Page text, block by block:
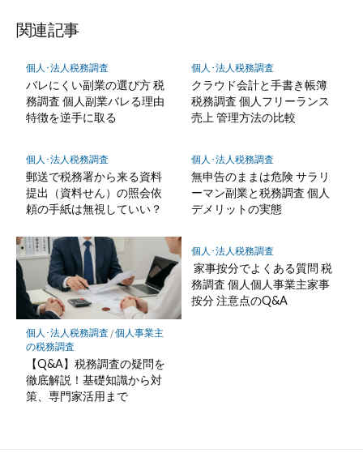
関連記事
個人･法人税務調査
バレにくい副業の選び方 税
務調査 個人副業バレる理由
特徴を逆手に取る
個人･法人税務調査
クラウド会計と手書き帳簿
税務調査 個人フリーランス
売上 管理方法の比較
個人･法人税務調査
郵送で税務署から来る資料
提出（資料せん）の照会依
頼の手紙は無視していい？
個人･法人税務調査
無申告のままは危険 サラリ
ーマン副業と税務調査 個人
デメリットの実態
個人･法人税務調査 /個人事業主
の税務調査
【Q&A】税務調査の疑問を
徹底解説！基礎知識から対
策、専門家活用まで
個人･法人税務調査
家事按分でよくある質問 税
務調査 個人個人事業主家事
按分 注意点のQ&A